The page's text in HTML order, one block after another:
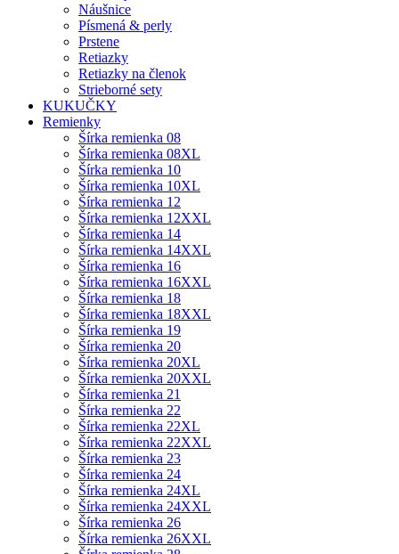
Náušnice
Písmená & perly
Prstene
Retiazky
Retiazky na členok
Strieborné sety
KUKUČKY
Remienky
Šírka remienka 08
Šírka remienka 08XL
Šírka remienka 10
Šírka remienka 10XL
Šírka remienka 12
Šírka remienka 12XXL
Šírka remienka 14
Šírka remienka 14XXL
Šírka remienka 16
Šírka remienka 16XXL
Šírka remienka 18
Šírka remienka 18XXL
Šírka remienka 19
Šírka remienka 20
Šírka remienka 20XL
Šírka remienka 20XXL
Šírka remienka 21
Šírka remienka 22
Šírka remienka 22XL
Šírka remienka 22XXL
Šírka remienka 23
Šírka remienka 24
Šírka remienka 24XL
Šírka remienka 24XXL
Šírka remienka 26
Šírka remienka 26XXL